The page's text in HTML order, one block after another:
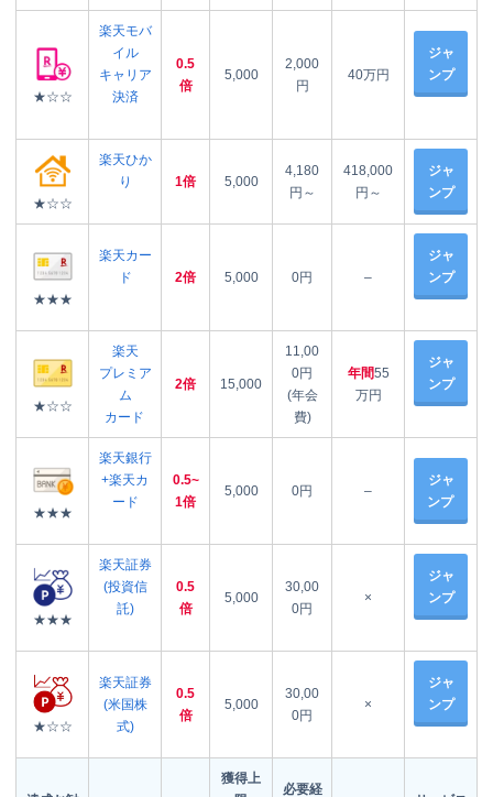
★☆☆
楽天モバ
イル
キャリア
決済
0.5
倍
5,000
2,000
円
40万円
ジャ
ンプ
★☆☆
楽天ひか
り
1倍 5,000
4,180
円～
418,000
円～
ジャ
ンプ
★★★
楽天カー
ド
2倍 5,000 0円 –
ジャ
ンプ
★☆☆
楽天
プレミア
ム
カード
2倍 15,000
11,00
0円
(年会
費)
年間55
万円
ジャ
ンプ
★★★
楽天銀行
+楽天カ
ード
0.5~
1倍
5,000 0円 –
ジャ
ンプ
★★★
楽天証券
(投資信
託)
0.5
倍
5,000
30,00
0円
×
ジャ
ンプ
★☆☆
楽天証券
(米国株
式)
0.5
倍
5,000
30,00
0円
×
ジャ
ンプ
獲得上
必要経